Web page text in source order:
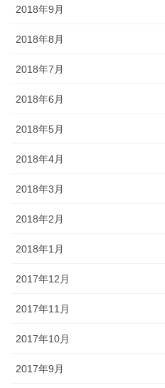
2018年9月
2018年8月
2018年7月
2018年6月
2018年5月
2018年4月
2018年3月
2018年2月
2018年1月
2017年12月
2017年11月
2017年10月
2017年9月